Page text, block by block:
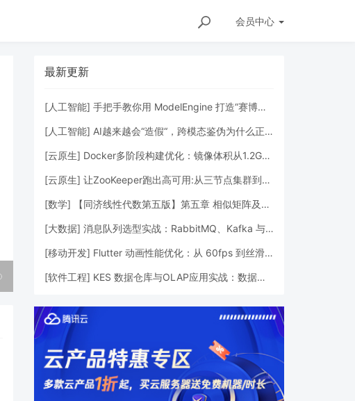
会员中心
CCR智能炒币机器人：跪着赚钱赚不到，你可以试试躺着
最新更新
[人工智能] 手把手教你用 ModelEngine 打造“赛博占卜师”：AI 塔罗智能体 (Agent) 开发实战
[人工智能] AI越来越会“造假“，跨模态鉴伪为什么正在成为AI时代的新基建？
[云原生] Docker多阶段构建优化：镜像体积从1.2G到80M的瘦身实战
[云原生] 让ZooKeeper跑出高可用:从三节点集群到公网连接测试
[数学] 【同济线性代数第五版】第五章 相似矩阵及二次型
[大数据] 消息队列选型实战：RabbitMQ、Kafka 与 Redis Streams 的工程权衡
[移动开发] Flutter 动画性能优化：从 60fps 到丝滑体验的工程化调优
[软件工程] KES 数据仓库与OLAP应用实战：数据分析、聚合查询与性能优化